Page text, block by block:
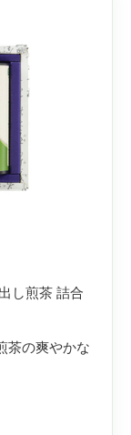
し煎茶 詰合
茶の爽やかな